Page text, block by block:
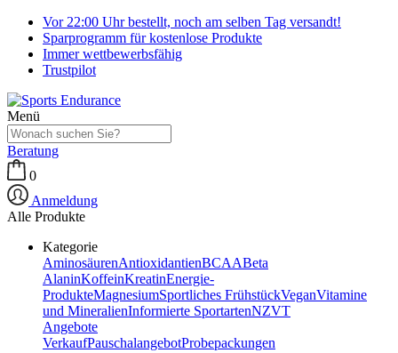
Vor 22:00 Uhr bestellt, noch am selben Tag versandt!
Sparprogramm für kostenlose Produkte
Immer wettbewerbsfähig
Trustpilot
Menü
Beratung
0
Anmeldung
Alle Produkte
Kategorie
AminosäurenAntioxidantienBCAABeta
AlaninKoffeinKreatinEnergie-
ProdukteMagnesiumSportliches FrühstückVeganVitamine
und MineralienInformierte SportartenNZVT
Angebote
VerkaufPauschalangebotProbepackungen